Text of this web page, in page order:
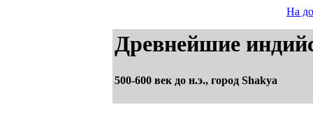
На
Древнейшие
500-600 век до н.э., город Shakya